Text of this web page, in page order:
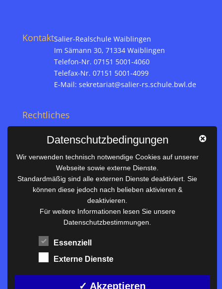
KontaktSalier-Realschule Waiblingen
Im Sämann 30, 71334 Waiblingen
Telefon-Nr. 07151 5001-4060
Telefax-Nr. 07151 5001-4099
E-Mail: sekretariat@salier-rs.schule.bwl.de
Rechtliches
Datenschutz
Nützliches
Vertretungsplan
Unterrichtszeiten
Downloadbereich
Terminkalender
Termine AKTUELL
Datenschutzbedingungen
Wir verwenden technisch notwendige Cookies auf unserer
Webseite sowie externe Dienste.
Standardmäßig sind alle externen Dienste deaktiviert. Sie
können diese jedoch nach belieben aktivieren &
deaktivieren.
Für weitere Informationen lesen Sie unsere
Datenschutzbestimmungen.
Essenziell
Externe Dienste
✓ Akzeptieren